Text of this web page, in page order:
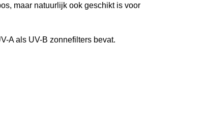
maar natuurlijk ook geschikt is voor
A als UV-B zonnefilters bevat.